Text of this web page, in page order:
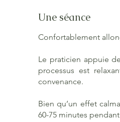
Une séance
Confortablement
Le praticien appuie
processus est
convenance.
Bien qu’un effet
60-75 minutes